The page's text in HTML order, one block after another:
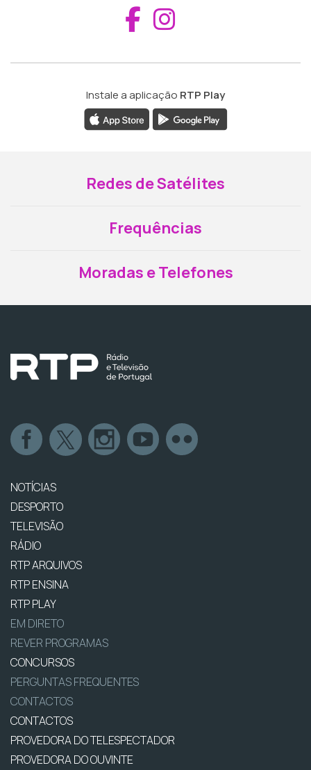
Aceder ao
Instale a aplicação RTP Play
Redes de Satélites
Frequências
Moradas e Telefones
NOTÍCIAS
DESPORTO
TELEVISÃO
RÁDIO
RTP ARQUIVOS
RTP ENSINA
RTP PLAY
EM DIRETO
REVER PROGRAMAS
CONCURSOS
PERGUNTAS FREQUENTES
CONTACTOS
CONTACTOS
PROVEDORA DO TELESPECTADOR
PROVEDORA DO OUVINTE